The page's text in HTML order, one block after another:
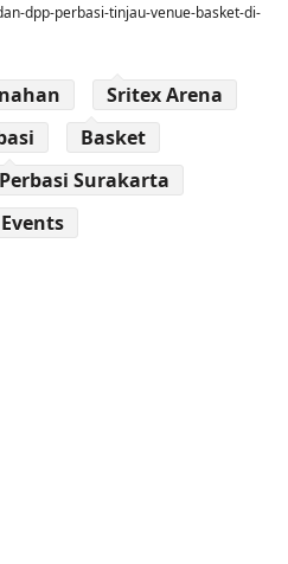
dpp-perbasi-tinjau-venue-basket-di-
Sritex Arena
Basket
Perbasi Surakarta